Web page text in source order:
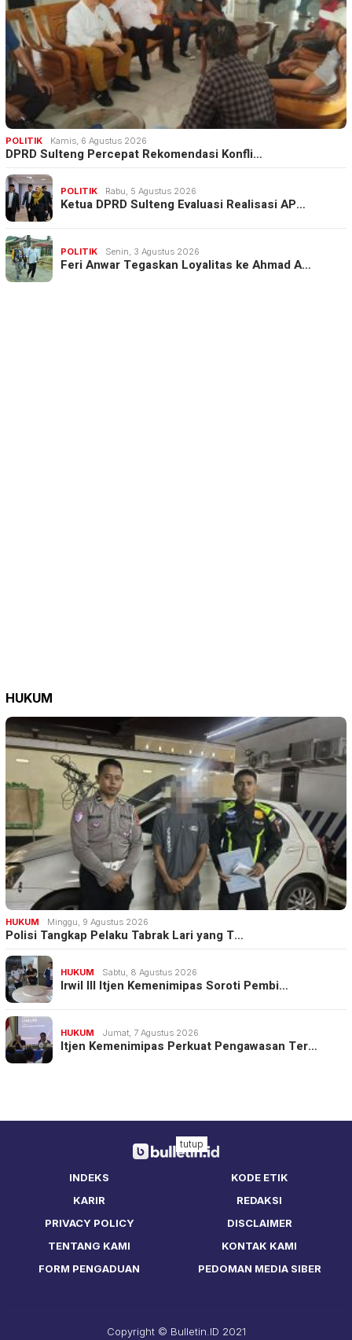
POLITIK Kamis, 6 Agustus 2026
DPRD Sulteng Percepat Rekomendasi Konfli…
POLITIK Rabu, 5 Agustus 2026
Ketua DPRD Sulteng Evaluasi Realisasi AP…
POLITIK Senin, 3 Agustus 2026
Feri Anwar Tegaskan Loyalitas ke Ahmad A…
HUKUM
HUKUM Minggu, 9 Agustus 2026
Polisi Tangkap Pelaku Tabrak Lari yang T…
HUKUM Sabtu, 8 Agustus 2026
Irwil III Itjen Kemenimipas Soroti Pembi…
HUKUM Jumat, 7 Agustus 2026
Itjen Kemenimipas Perkuat Pengawasan Ter…
INDEKS
KODE ETIK
KARIR
REDAKSI
PRIVACY POLICY
DISCLAIMER
TENTANG KAMI
KONTAK KAMI
FORM PENGADUAN
PEDOMAN MEDIA SIBER
Copyright © Bulletin.ID 2021
tutup